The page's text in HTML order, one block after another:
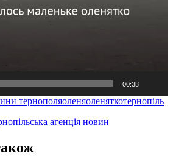
00:38
тернополяоленяоленяткотернопіль
агенція новин